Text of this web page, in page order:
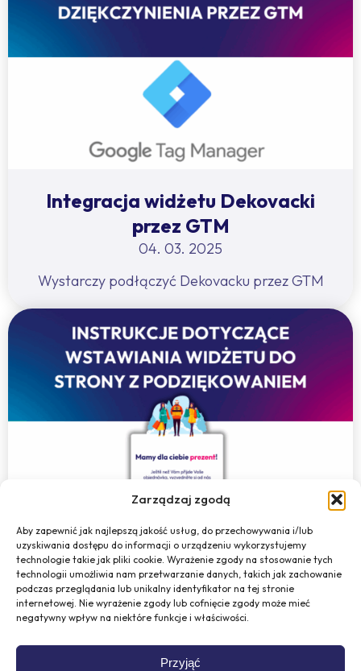
Zarządzaj zgodą
Aby zapewnić jak najlepszą jakość usług, do przechowywania i/lub
uzyskiwania dostępu do informacji o urządzeniu wykorzystujemy
technologie takie jak pliki cookie. Wyrażenie zgody na stosowanie tych
technologii umożliwia nam przetwarzanie danych, takich jak zachowanie
podczas przeglądania lub unikalny identyfikator na tej stronie
internetowej. Nie wyrażenie zgody lub cofnięcie zgody może mieć
negatywny wpływ na niektóre funkcje i właściwości.
Przyjąć
Integracja widżetu Dekovacki
przez GTM
04. 03. 2025
Wystarczy podłączyć Dekovacku przez GTM
Instrukcja dodania widżetu na
stronę z podziękowaniem
14. 01. 2025
Dodaj widżet z podziękowaniem do strony z
podziękowaniem w swoim sklepie